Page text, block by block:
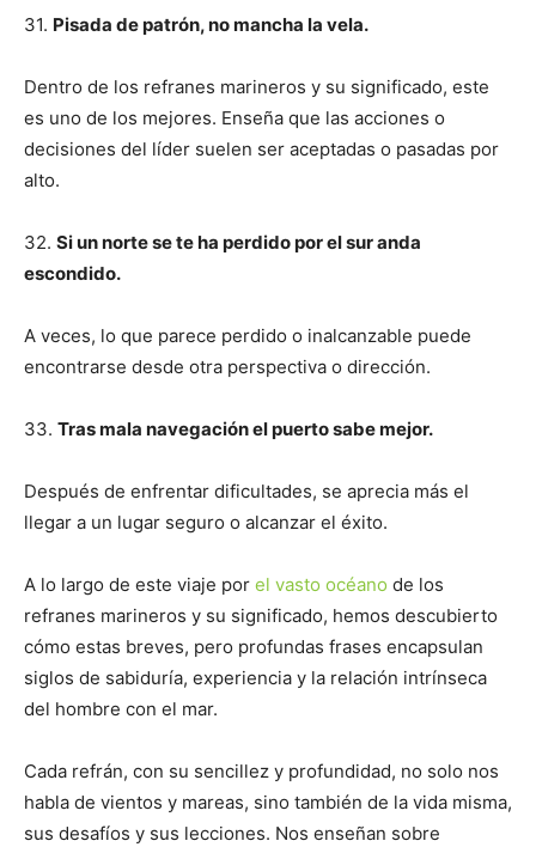
31. Pisada de patrón, no mancha la vela.
Dentro de los refranes marineros y su significado, este
es uno de los mejores. Enseña que las acciones o
decisiones del líder suelen ser aceptadas o pasadas por
alto.
32. Si un norte se te ha perdido por el sur anda
escondido.
A veces, lo que parece perdido o inalcanzable puede
encontrarse desde otra perspectiva o dirección.
33. Tras mala navegación el puerto sabe mejor.
Después de enfrentar dificultades, se aprecia más el
llegar a un lugar seguro o alcanzar el éxito.
A lo largo de este viaje por el vasto océano de los
refranes marineros y su significado, hemos descubierto
cómo estas breves, pero profundas frases encapsulan
siglos de sabiduría, experiencia y la relación intrínseca
del hombre con el mar.
Cada refrán, con su sencillez y profundidad, no solo nos
habla de vientos y mareas, sino también de la vida misma,
sus desafíos y sus lecciones. Nos enseñan sobre